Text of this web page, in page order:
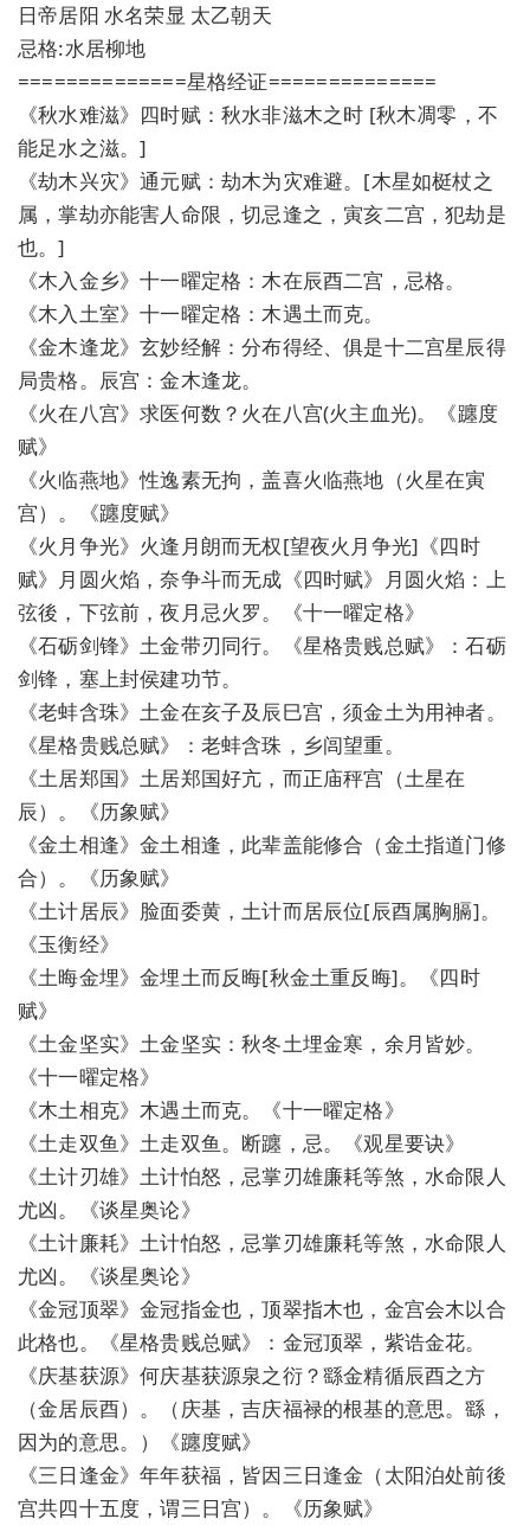
日帝居阳 水名荣显 太乙朝天
忌格:水居柳地
==============星格经证==============
《秋水难滋》四时赋：秋水非滋木之时 [秋木凋零，不
能足水之滋。]
《劫木兴灾》通元赋：劫木为灾难避。[木星如梃杖之
属，掌劫亦能害人命限，切忌逢之，寅亥二宫，犯劫是
也。]
《木入金乡》十一曜定格：木在辰酉二宫，忌格。
《木入土室》十一曜定格：木遇土而克。
《金木逢龙》玄妙经解：分布得经、俱是十二宫星辰得
局贵格。辰宫：金木逢龙。
《火在八宫》求医何数？火在八宫(火主血光)。《躔度
赋》
《火临燕地》性逸素无拘，盖喜火临燕地（火星在寅
宫）。《躔度赋》
《火月争光》火逢月朗而无权[望夜火月争光]《四时
赋》月圆火焰，奈争斗而无成《四时赋》月圆火焰：上
弦後，下弦前，夜月忌火罗。《十一曜定格》
《石砺剑锋》土金带刃同行。《星格贵贱总赋》：石砺
剑锋，塞上封侯建功节。
《老蚌含珠》土金在亥子及辰巳宫，须金土为用神者。
《星格贵贱总赋》：老蚌含珠，乡闾望重。
《土居郑国》土居郑国好亢，而正庙秤宫（土星在
辰）。《历象赋》
《金土相逢》金土相逢，此辈盖能修合（金土指道门修
合）。《历象赋》
《土计居辰》脸面委黄，土计而居辰位[辰酉属胸膈]。
《玉衡经》
《土晦金埋》金埋土而反晦[秋金土重反晦]。《四时
赋》
《土金坚实》土金坚实：秋冬土埋金寒，余月皆妙。
《十一曜定格》
《木土相克》木遇土而克。《十一曜定格》
《土走双鱼》土走双鱼。断躔，忌。《观星要诀》
《土计刃雄》土计怕怒，忌掌刃雄廉耗等煞，水命限人
尤凶。《谈星奥论》
《土计廉耗》土计怕怒，忌掌刃雄廉耗等煞，水命限人
尤凶。《谈星奥论》
《金冠顶翠》金冠指金也，顶翠指木也，金宫会木以合
此格也。《星格贵贱总赋》：金冠顶翠，紫诰金花。
《庆基获源》何庆基获源泉之衍？繇金精循辰酉之方
（金居辰酉）。（庆基，吉庆福禄的根基的意思。繇，
因为的意思。）《躔度赋》
《三日逢金》年年获福，皆因三日逢金（太阳泊处前後
宫共四十五度，谓三日宫）。《历象赋》